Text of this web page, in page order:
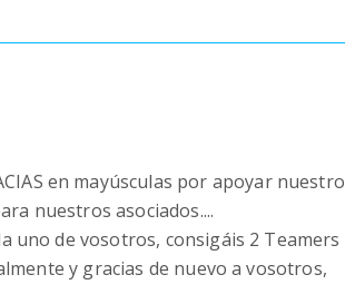
en mayúsculas por apoyar nuestro
nuestros asociados....
uno de vosotros, consigáis 2 Teamers
y gracias de nuevo a vosotros,